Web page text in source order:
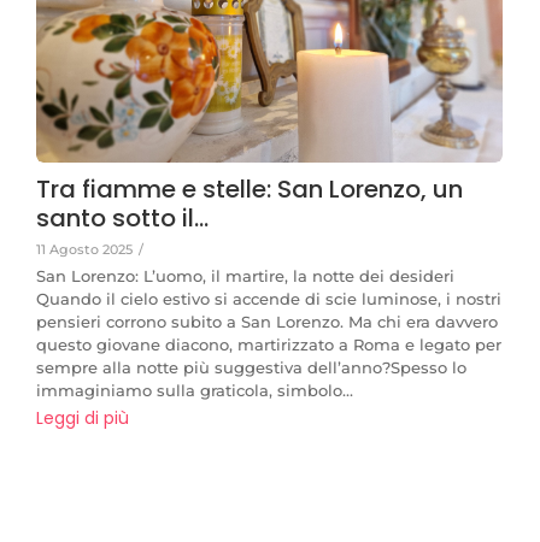
Tra fiamme e stelle: San Lorenzo, un
santo sotto il…
11 Agosto 2025 /
San Lorenzo: L’uomo, il martire, la notte dei desideri
Quando il cielo estivo si accende di scie luminose, i nostri
pensieri corrono subito a San Lorenzo. Ma chi era davvero
questo giovane diacono, martirizzato a Roma e legato per
sempre alla notte più suggestiva dell’anno?Spesso lo
immaginiamo sulla graticola, simbolo...
Leggi di più